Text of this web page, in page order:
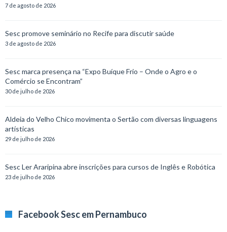
7 de agosto de 2026
Sesc promove seminário no Recife para discutir saúde
3 de agosto de 2026
Sesc marca presença na “Expo Buíque Frio – Onde o Agro e o
Comércio se Encontram”
30 de julho de 2026
Aldeia do Velho Chico movimenta o Sertão com diversas linguagens
artísticas
29 de julho de 2026
Sesc Ler Araripina abre inscrições para cursos de Inglês e Robótica
23 de julho de 2026
Facebook Sesc em Pernambuco